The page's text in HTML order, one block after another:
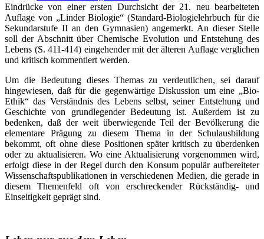
Eindrücke von einer ersten Durchsicht der 21. neu bearbeiteten
Auflage von „Linder Biologie“ (Standard-Biologielehrbuch für die
Sekundarstufe II an den Gymnasien) angemerkt. An dieser Stelle
soll der Abschnitt über Chemische Evolution und Entstehung des
Lebens (S. 411-414) eingehender mit der älteren Auflage verglichen
und kritisch kommentiert werden.
Um die Bedeutung dieses Themas zu verdeutlichen, sei darauf
hingewiesen, daß für die gegenwärtige Diskussion um eine „Bio-
Ethik“ das Verständnis des Lebens selbst, seiner Entstehung und
Geschichte von grundlegender Bedeutung ist. Außerdem ist zu
bedenken, daß der weit überwiegende Teil der Bevölkerung die
elementare Prägung zu diesem Thema in der Schulausbildung
bekommt, oft ohne diese Positionen später kritisch zu überdenken
oder zu aktualisieren. Wo eine Aktualisierung vorgenommen wird,
erfolgt diese in der Regel durch den Konsum populär aufbereiteter
Wissenschaftspublikationen in verschiedenen Medien, die gerade in
diesem Themenfeld oft von erschreckender Rückständig- und
Einseitigkeit geprägt sind.